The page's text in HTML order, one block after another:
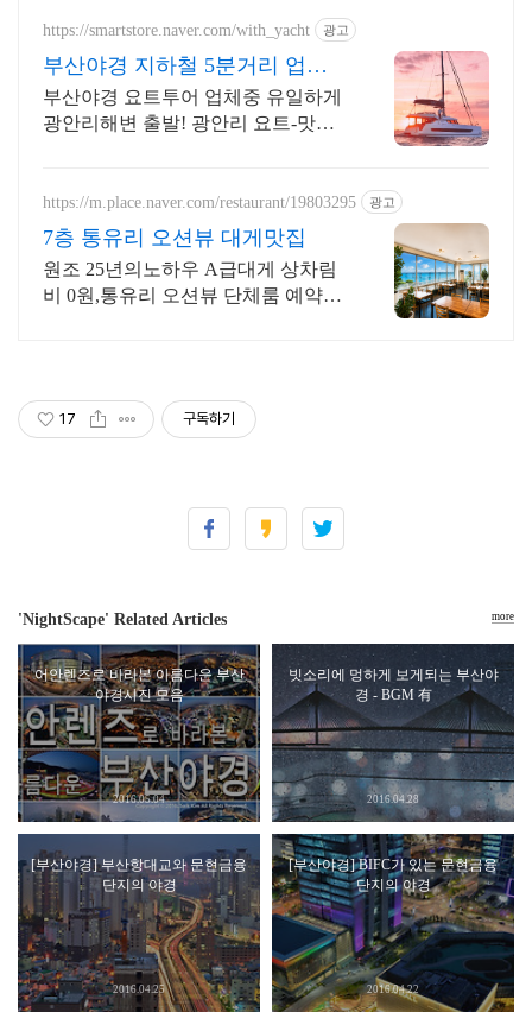
https://smartstore.naver.com/with_yacht 광고
부산야경 지하철 5분거리 업계
유일 광안리해변 출발!
부산야경 요트투어 업체중 유일하게
광안리해변 출발! 광안리 요트-맛집-
https://m.place.naver.com/restaurant/19803295 광고
7층 통유리 오션뷰 대게맛집
원조 25년의노하우 A급대게 상차림
비 0원,통유리 오션뷰 단체룸 예약시
17 구독하기
'NightScape' Related Articles
어안렌즈로 바라본 아름다운 부산
야경사진 모음
2016.05.04
빗소리에 멍하게 보게되는 부산야
경 - BGM 有
2016.04.28
[부산야경] 부산항대교와 문현금융
단지의 야경
2016.04.25
[부산야경] BIFC가 있는 문현금융
단지의 야경
2016.04.22
more